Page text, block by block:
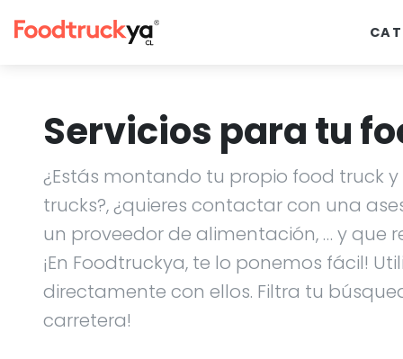
Servicios para tu
¿Estás montando tu propio food truck
trucks?, ¿quieres contactar con una
un proveedor de alimentación, … y
¡En Foodtruckya, te lo ponemos fácil!
directamente con ellos. Filtra tu
carretera!